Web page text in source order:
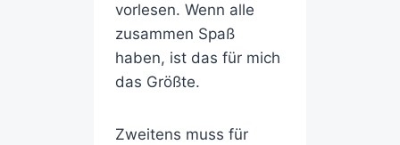
vorlesen. Wenn alle
zusammen Spaß
haben, ist das für mich
das Größte.
Zweitens muss für